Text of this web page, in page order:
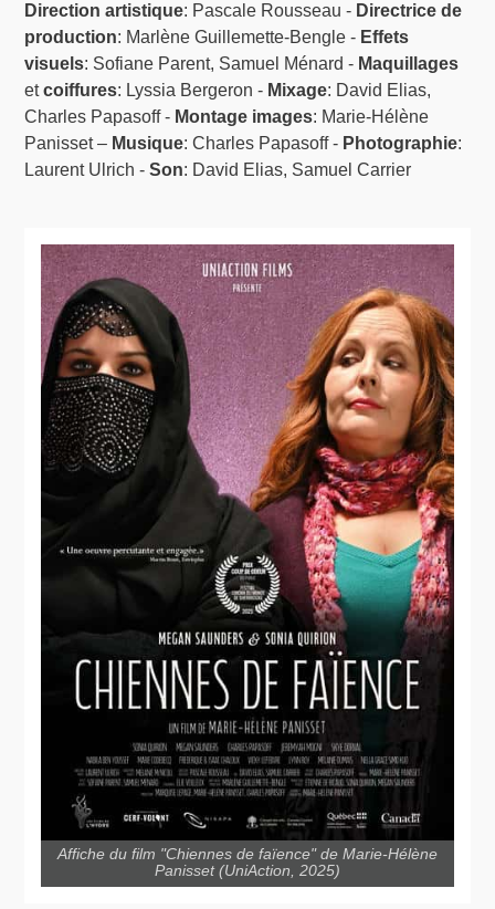
Direction artistique: Pascale Rousseau - Directrice de
production: Marlène Guillemette-Bengle - Effets
visuels: Sofiane Parent, Samuel Ménard - Maquillages
etcoiffures: Lyssia Bergeron - Mixage: David Elias,
Charles Papasoff - Montage images: Marie-Hélène
Panisset – Musique: Charles Papasoff - Photographie:
Laurent Ulrich -Son: David Elias, Samuel Carrier
Affiche du film "Chiennes de faïence" de Marie-Hélène
Panisset (UniAction, 2025)